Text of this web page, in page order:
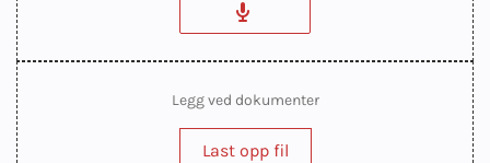
Legg ved dokumenter
Last opp fil